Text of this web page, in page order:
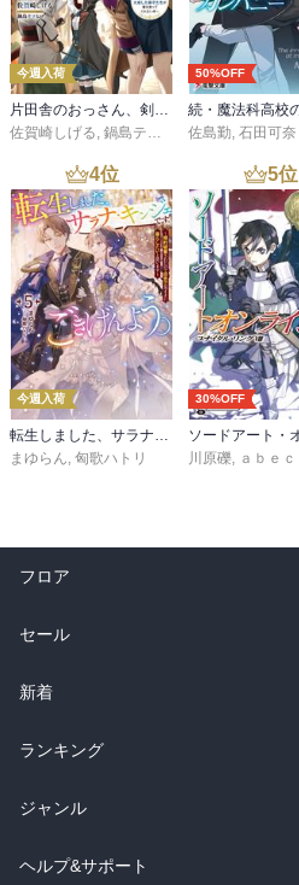
今週入荷
片田舎のおっさん、剣聖になる 11 ～ただの田舎の剣術師範だったのに、大成した弟子たちが俺を放ってくれない件～
佐賀崎しげる, 鍋島テツヒロ
50%OFF
佐島勤, 石田可奈
4位
今週入荷
まゆらん 匈歌ハトリ
5位
30%OFF
川原礫
ａｂｅｃ
フロア
総合
ラノベ
雑誌・グラビア
BL・TL
セール
総合
ラノベ
雑誌・グラビア
BL・TL
新着
総合
ラノベ
雑誌・グラビア
ランキング
総合
ラノベ
ジャンル
コミック
ヘルプ&サポート